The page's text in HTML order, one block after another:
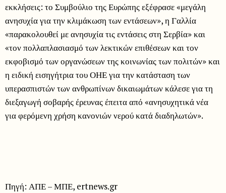
εκκλήσεις: το Συμβούλιο της Ευρώπης εξέφρασε «μεγάλη
ανησυχία για την κλιμάκωση των εντάσεων», η Γαλλία
«παρακολουθεί με ανησυχία τις εντάσεις στη Σερβία» και
«τον πολλαπλασιασμό των λεκτικών επιθέσεων και τον
εκφοβισμό των οργανώσεων της κοινωνίας των πολιτών» και
η ειδική εισηγήτρια του ΟΗΕ για την κατάσταση των
υπερασπιστών των ανθρωπίνων δικαιωμάτων κάλεσε για τη
διεξαγωγή σοβαρής έρευνας έπειτα από «ανησυχητικά νέα
για φερόμενη χρήση κανονιών νερού κατά διαδηλωτών».
Πηγή: ΑΠΕ – ΜΠΕ, ertnews.gr